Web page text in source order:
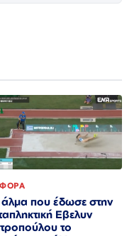
που έδωσε στην
Εβελυν
το